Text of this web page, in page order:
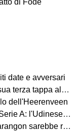
di Fode
date e avversari
al Tour de Pologne
dell'Heerenveen
vanta un primato
fatto giocare gli italiani"